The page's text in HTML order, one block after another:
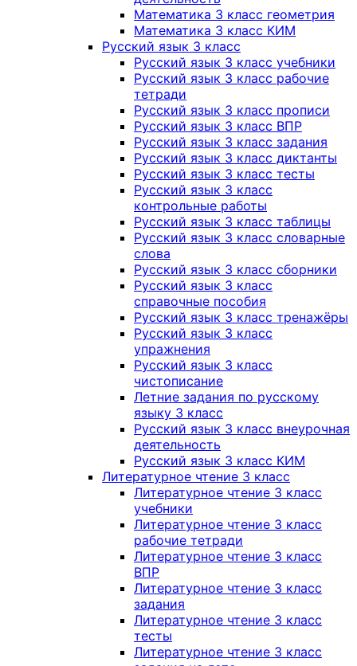
Математика 3 класс геометрия
Математика 3 класс КИМ
Русский язык 3 класс
Русский язык 3 класс учебники
Русский язык 3 класс рабочие
тетради
Русский язык 3 класс прописи
Русский язык 3 класс ВПР
Русский язык 3 класс задания
Русский язык 3 класс диктанты
Русский язык 3 класс тесты
Русский язык 3 класс
контрольные работы
Русский язык 3 класс таблицы
Русский язык 3 класс словарные
слова
Русский язык 3 класс сборники
Русский язык 3 класс
справочные пособия
Русский язык 3 класс тренажёры
Русский язык 3 класс
упражнения
Русский язык 3 класс
чистописание
Летние задания по русскому
языку 3 класс
Русский язык 3 класс внеурочная
деятельность
Русский язык 3 класс КИМ
Литературное чтение 3 класс
Литературное чтение 3 класс
учебники
Литературное чтение 3 класс
рабочие тетради
Литературное чтение 3 класс
ВПР
Литературное чтение 3 класс
задания
Литературное чтение 3 класс
тесты
Литературное чтение 3 класс